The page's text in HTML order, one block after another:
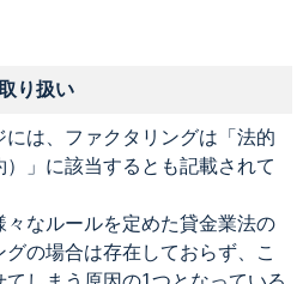
り扱い
は、ファクタリングは「法的
」に該当するとも記載されて
なルールを定めた貸金業法の
の場合は存在しておらず、こ